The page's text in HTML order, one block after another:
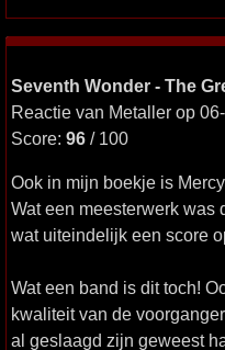
Seventh Wonder - The
Reactie van Metaller op
Score: 96 / 100
Ook in mijn boekje is
Wat een meesterwerk was
wat uiteindelijk een score
Wat een band is dit toch!
kwaliteit van de
al geslaagd zijn geweest